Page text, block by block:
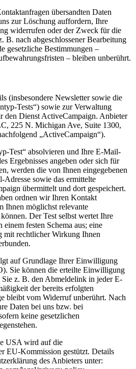
übersandten Daten
zur Löschung auffordern, Ihre
widerrufen oder der Zweck für die
B. nach abgeschlossener Bearbeitung
gesetzliche Bestimmungen –
– bleiben unberührt.
(insbesondere Newsletter sowie die
Tests“) sowie zur Verwaltung
den Dienst ActiveCampaign. Anbieter
225 N. Michigan Ave, Suite 1300,
„ActiveCampaign“).
Test“ absolvieren und Ihre E-Mail-
Ergebnisses angeben oder sich für
werden die von Ihnen eingegebenen
Adresse sowie das ermittelte
übermittelt und dort gespeichert.
ordnen wir Ihren Kontakt
Ihnen möglichst relevante
Der Test selbst wertet Ihre
festen Schema aus; eine
mit rechtlicher Wirkung Ihnen
auf Grundlage Ihrer Einwilligung
Sie können die erteilte Einwilligung
z. B. den Abmeldelink in jeder E-
der bereits erfolgten
bleibt vom Widerruf unberührt. Nach
Daten bei uns bzw. bei
keine gesetzlichen
USA wird auf die
EU-Kommission gestützt. Details
des Anbieters unter: